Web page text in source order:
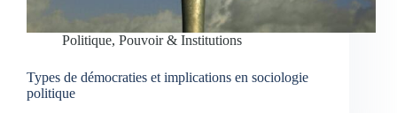
Politique, Pouvoir & Institutions
Types de démocraties et implications en sociologie
politique